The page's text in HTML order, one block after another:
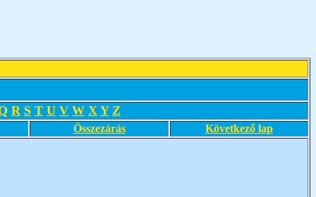
R S T U V W X Y Z
Összezárás Következő lap